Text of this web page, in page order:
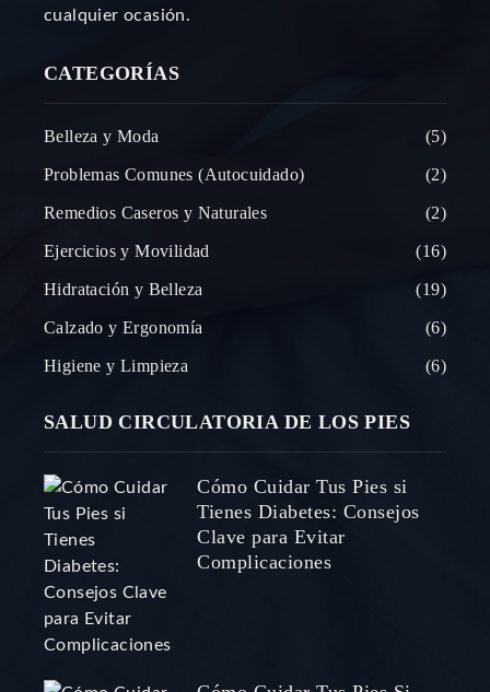
cualquier ocasión.
CATEGORÍAS
Belleza y Moda 5
Problemas Comunes (Autocuidado) 2
Remedios Caseros y Naturales 2
Ejercicios y Movilidad 16
Hidratación y Belleza 19
Calzado y Ergonomía 6
Higiene y Limpieza 6
SALUD CIRCULATORIA DE LOS PIES
Cómo Cuidar Tus Pies si
Tienes Diabetes: Consejos
Clave para Evitar
Complicaciones